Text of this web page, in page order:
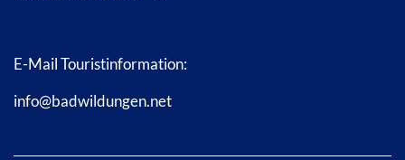
E-Mail Touristinformation:
info@badwildungen.net